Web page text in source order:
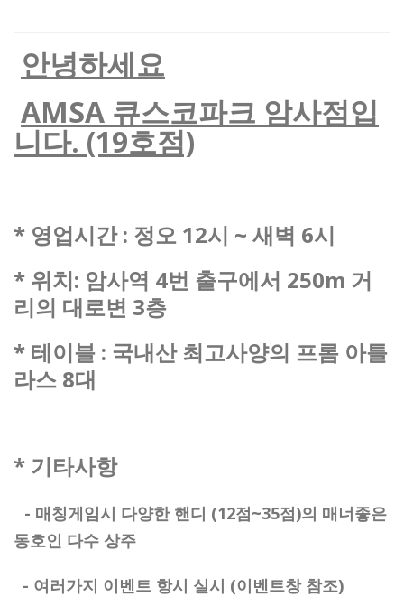
안녕하세요
AMSA 큐스코파크 암사점입
니다. (19호점)
* 영업시간 : 정오 12시 ~ 새벽 6시
* 위치: 암사역 4번 출구에서 250m 거
리의 대로변 3층
* 테이블 : 국내산 최고사양의 프롬 아틀
라스 8대
* 기타사항
- 매칭게임시 다양한 핸디 (12점~35점)의 매너좋은
동호인 다수 상주
- 여러가지 이벤트 항시 실시 (이벤트창 참조)